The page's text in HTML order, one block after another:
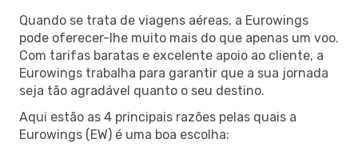
Quando se trata de viagens aéreas, a Eurowings
pode oferecer-lhe muito mais do que apenas um voo.
Com tarifas baratas e excelente apoio ao cliente, a
Eurowings trabalha para garantir que a sua jornada
seja tão agradável quanto o seu destino.
Aqui estão as 4 principais razões pelas quais a
Eurowings (EW) é uma boa escolha: